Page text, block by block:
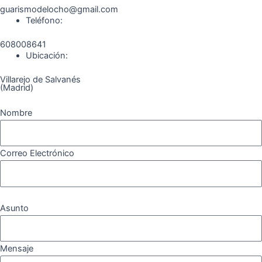
guarismodelocho@gmail.com
Teléfono:
608008641
Ubicación:
Villarejo de Salvanés
(Madrid)
Nombre
Correo Electrónico
Asunto
Mensaje